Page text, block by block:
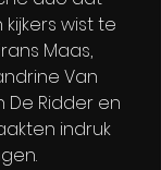
wist te
Maas,
Van
De Ridder en
indruk